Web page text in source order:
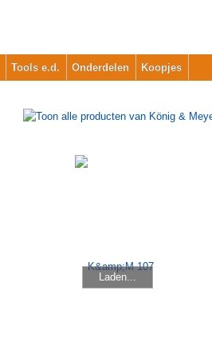
Tools e.d. Onderdelen Koopjes
Laden...